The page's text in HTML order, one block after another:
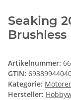
Seaking
Artikelnummer:
GTIN:
Kategorie:
Hersteller: